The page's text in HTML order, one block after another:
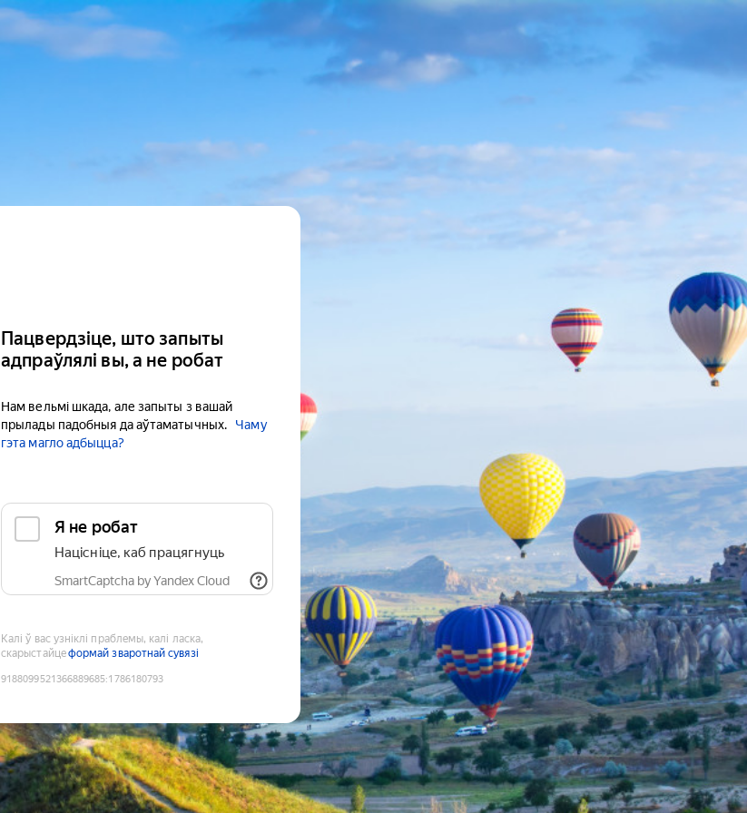
Пацвердзіце, што запыты
адпраўлялі вы, а не робат
Нам вельмі шкада, але запыты з вашай
прылады падобныя да аўтаматычных.
Чаму
гэта магло адбыцца?
Я не робат
Націсніце, каб працягнуць
SmartCaptcha by Yandex Cloud
Калі ў вас узніклі праблемы, калі ласка,
скарыстайцеформай зваротнай сувязі
9188099521366889685:1786180793